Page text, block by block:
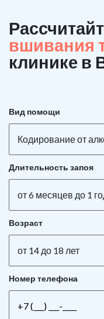
вшивания
клинике в
Вид помощи
Кодирование от
Длительность запоя
от 6 месяцев до 1
Возраст
от 14 до 18 лет
Номер телефона